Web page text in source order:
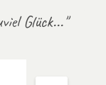
Glück..."